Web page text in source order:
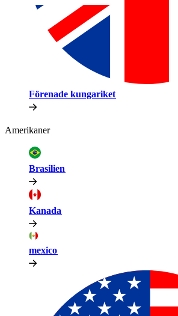
Förenade kungariket​​
Amerikaner​​
Brasilien​​
Kanada​​
mexico​​